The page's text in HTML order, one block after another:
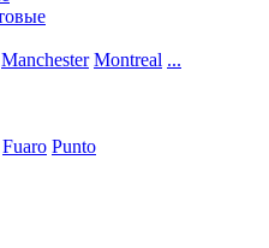
Manchester Montreal ...
Fuaro Punto